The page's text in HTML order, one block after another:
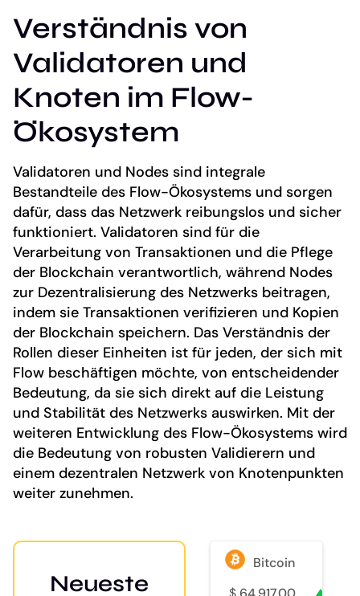
Verständnis von
Validatoren und
Knoten im Flow-
Ökosystem
Validatoren und Nodes sind integrale
Bestandteile des Flow-Ökosystems und sorgen
dafür, dass das Netzwerk reibungslos und sicher
funktioniert. Validatoren sind für die
Verarbeitung von Transaktionen und die Pflege
der Blockchain verantwortlich, während Nodes
zur Dezentralisierung des Netzwerks beitragen,
indem sie Transaktionen verifizieren und Kopien
der Blockchain speichern. Das Verständnis der
Rollen dieser Einheiten ist für jeden, der sich mit
Flow beschäftigen möchte, von entscheidender
Bedeutung, da sie sich direkt auf die Leistung
und Stabilität des Netzwerks auswirken. Mit der
weiteren Entwicklung des Flow-Ökosystems wird
die Bedeutung von robusten Validierern und
einem dezentralen Netzwerk von Knotenpunkten
weiter zunehmen.
Neueste
Bitcoin